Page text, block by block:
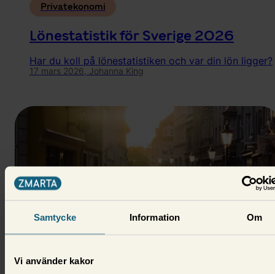
Samtycke Information Om
Vi använder kakor
Privatekonomi
Lönestatistik för Sverige 2026
Har du koll på lönestatistiken och var din lön ligger?
17 mars 2026, Johanna King
Privatekonomi